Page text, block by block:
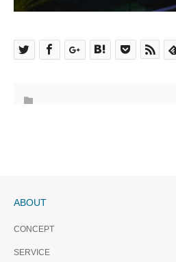
ABOUT
CONCEPT
SERVICE